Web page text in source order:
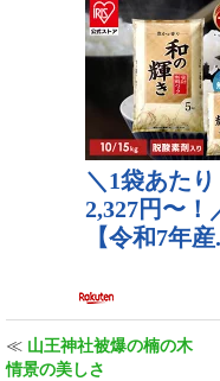
≪ 山王神社被爆の楠の木
情景の美しさ